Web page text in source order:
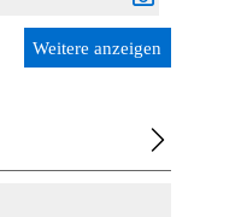
Weitere anzeigen